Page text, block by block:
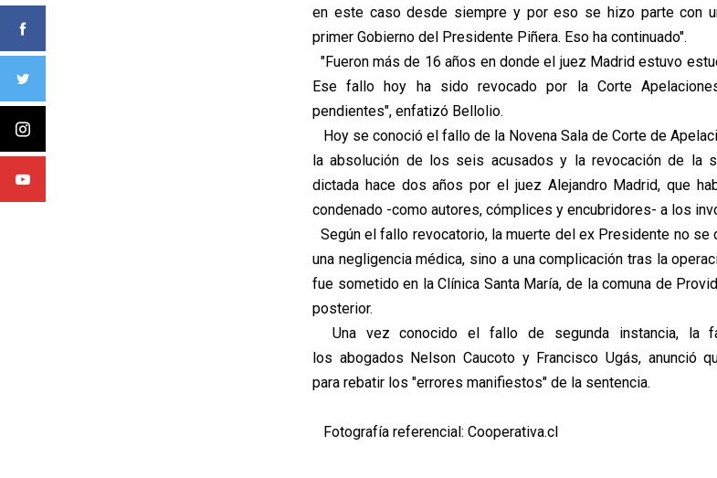
en este caso desde siempre y por eso se hizo parte con
primer Gobierno del Presidente Piñera. Eso ha continuado".
"Fueron más de 16 años en donde el juez Madrid estuvo
Ese fallo hoy ha sido revocado por la Corte
pendientes", enfatizó Bellolio.
Hoy se conoció el fallo de la Novena Sala de Corte de
la absolución de los seis acusados y la revocación de la
dictada hace dos años por el juez Alejandro Madrid, que
condenado -como autores, cómplices y encubridores- a los
Según el fallo revocatorio, la muerte del ex Presidente no se
una negligencia médica, sino a una complicación tras la
fue sometido en la Clínica Santa María, de la comuna de
posterior.
Una vez conocido el fallo de segunda instancia, la
los abogados Nelson Caucoto y Francisco Ugás, anunció
para rebatir los "errores manifiestos" de la sentencia.
Fotografía referencial: Cooperativa.cl